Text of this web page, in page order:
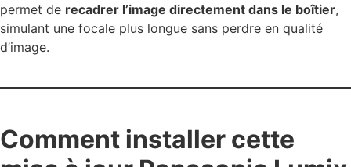
permet de recadrer l’image directement dans le boîtier,
simulant une focale plus longue sans perdre en qualité
d’image.
Comment installer cette